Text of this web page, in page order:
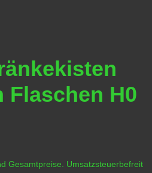
Flaschen H0
Gesamtpreise. Umsatzsteuerbefreit